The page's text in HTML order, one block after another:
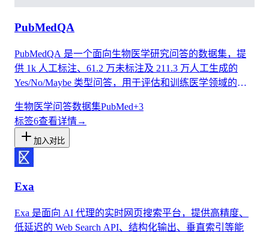
PubMedQA
PubMedQA 是一个面向生物医学研究问答的数据集，提
供 1k 人工标注、61.2 万未标注及 211.3 万人工生成的
Yes/No/Maybe 类型问答，用于评估和训练医学领域的语
生物医学问答数据集PubMed+3
标签6查看详情→
加入对比
Exa
Exa 是面向 AI 代理的实时网页搜索平台，提供高精度、
低延迟的 Web Search API、结构化输出、垂直索引等能